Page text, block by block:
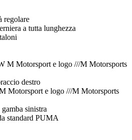
regolare
a tutta lunghezza
M Motorsport e logo ///M Motorsports
destro
Motorsport e logo ///M Motorsports
sinistra
standard PUMA